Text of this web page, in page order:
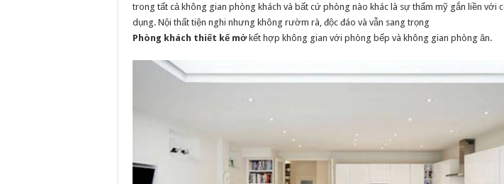
trong tất cả không gian phòng khách và bất cứ phòng nào khác là sự thẩm mỹ gắn liền với
dụng. Nội thất tiện nghi nhưng không rườm rà, độc đáo và vẫn sang trọng
Phòng khách thiết kế mởkết hợp không gian với phòng bếp và không gian phòng ăn.